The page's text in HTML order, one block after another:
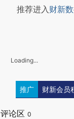
推荐进入财新
Loading...
推广 财新会员
评论区 0